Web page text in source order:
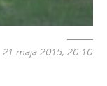
21 maja 2015, 20:10